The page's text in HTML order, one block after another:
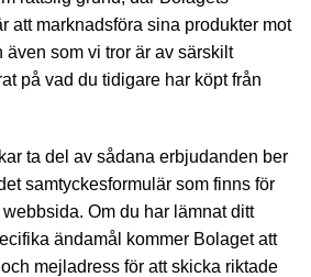
att marknadsföra sina produkter mot
även som vi tror är av särskilt
på vad du tidigare har köpt från
ta del av sådana erbjudanden ber
samtyckesformulär som finns för
Om du har lämnat ditt
ändamål kommer Bolaget att
mejladress för att skicka riktade